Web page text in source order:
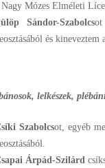
Nagy Mózes Elméleti
Sándor-Szabolcsot
és kineveztem
lelkészek,
Szabolcsot, egyéb
Árpád-Szilárd